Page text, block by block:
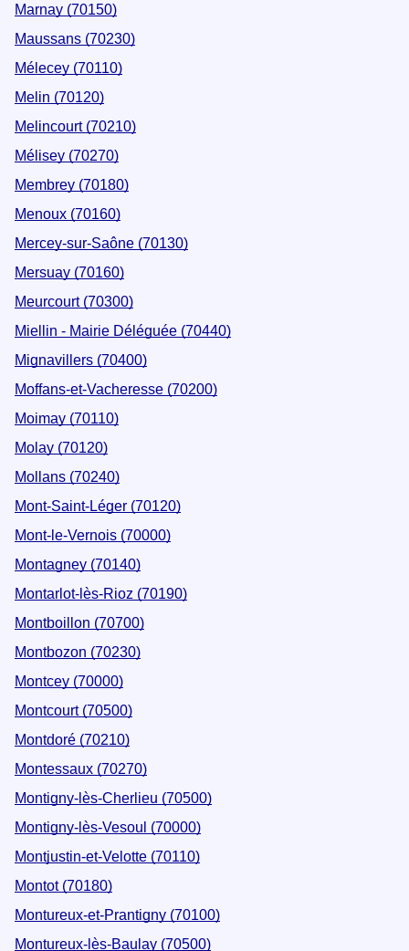
Marnay (70150)
Maussans (70230)
Mélecey (70110)
Melin (70120)
Melincourt (70210)
Mélisey (70270)
Membrey (70180)
Menoux (70160)
Mercey-sur-Saône (70130)
Mersuay (70160)
Meurcourt (70300)
Miellin - Mairie Déléguée (70440)
Mignavillers (70400)
Moffans-et-Vacheresse (70200)
Moimay (70110)
Molay (70120)
Mollans (70240)
Mont-Saint-Léger (70120)
Mont-le-Vernois (70000)
Montagney (70140)
Montarlot-lès-Rioz (70190)
Montboillon (70700)
Montbozon (70230)
Montcey (70000)
Montcourt (70500)
Montdoré (70210)
Montessaux (70270)
Montigny-lès-Cherlieu (70500)
Montigny-lès-Vesoul (70000)
Montjustin-et-Velotte (70110)
Montot (70180)
Montureux-et-Prantigny (70100)
Montureux-lès-Baulay (70500)